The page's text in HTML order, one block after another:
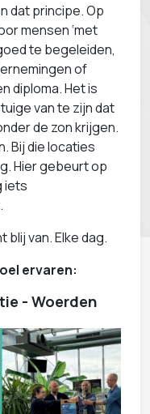
dat principe. Op
mensen ‘met
te begeleiden,
of
diploma. Het is
van te zijn dat
de zon krijgen.
Bij die locaties
Hier gebeurt op
iets
van. Elke dag.
ervaren:
- Woerden